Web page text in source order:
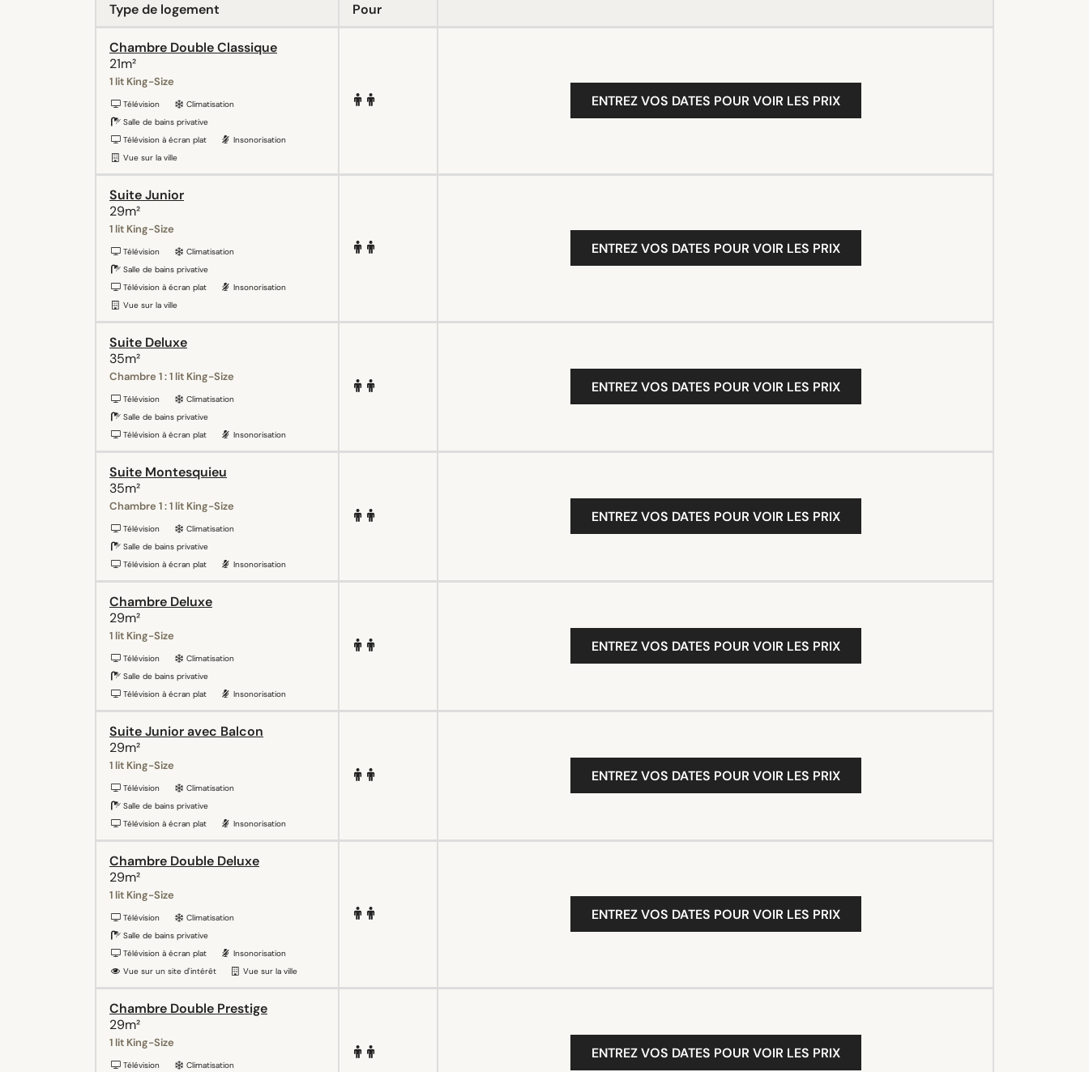
Type de logement Pour
Chambre Double Classique
21m²
1 lit King-Size
Télévision
Climatisation
Salle de bains privative
Télévision à écran plat
Insonorisation
Vue sur la ville
ENTREZ VOS DATES POUR VOIR LES PRIX
Suite Junior
29m²
1 lit King-Size
Télévision
Climatisation
Salle de bains privative
Télévision à écran plat
Insonorisation
Vue sur la ville
ENTREZ VOS DATES POUR VOIR LES PRIX
Suite Deluxe
35m²
Chambre 1 : 1 lit King-Size
Télévision
Climatisation
Salle de bains privative
Télévision à écran plat
Insonorisation
ENTREZ VOS DATES POUR VOIR LES PRIX
Suite Montesquieu
35m²
Chambre 1 : 1 lit King-Size
Télévision
Climatisation
Salle de bains privative
Télévision à écran plat
Insonorisation
ENTREZ VOS DATES POUR VOIR LES PRIX
Chambre Deluxe
29m²
1 lit King-Size
Télévision
Climatisation
Salle de bains privative
Télévision à écran plat
Insonorisation
ENTREZ VOS DATES POUR VOIR LES PRIX
Suite Junior avec Balcon
29m²
1 lit King-Size
Télévision
Climatisation
Salle de bains privative
Télévision à écran plat
Insonorisation
ENTREZ VOS DATES POUR VOIR LES PRIX
Chambre Double Deluxe
29m²
1 lit King-Size
Télévision
Climatisation
Salle de bains privative
Télévision à écran plat
Insonorisation
Vue sur un site d'intérêt
Vue sur la ville
ENTREZ VOS DATES POUR VOIR LES PRIX
Chambre Double Prestige
29m²
1 lit King-Size
Télévision
Climatisation
ENTREZ VOS DATES POUR VOIR LES PRIX